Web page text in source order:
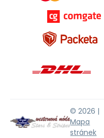
© 2026 |
Mapa
stránek